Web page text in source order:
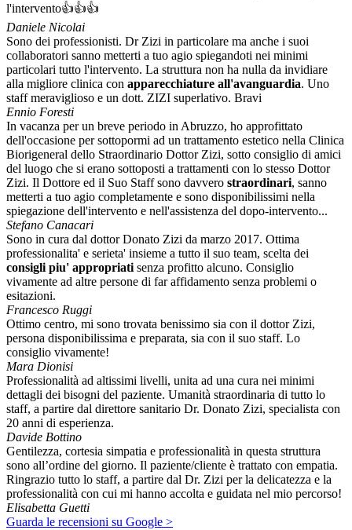
l'intervento👍👍👍
Daniele Nicolai
Sono dei professionisti. Dr Zizi in particolare ma anche i suoi
collaboratori sanno metterti a tuo agio spiegandoti nei minimi
particolari tutto l'intervento. La struttura non ha nulla da invidiare
alla migliore clinica con apparecchiature all'avanguardia. Uno
staff meraviglioso e un dott. ZIZI superlativo. Bravi
Ennio Foresti
In vacanza per un breve periodo in Abruzzo, ho approfittato
dell'occasione per sottopormi ad un trattamento estetico nella Clinica
Biorigeneral dello Straordinario Dottor Zizi, sotto consiglio di amici
del luogo che si erano sottoposti a trattamenti con lo stesso Dottor
Zizi. Il Dottore ed il Suo Staff sono davvero straordinari, sanno
metterti a tuo agio completamente e sono disponibilissimi nella
spiegazione dell'intervento e nell'assistenza del dopo-intervento...
Stefano Canacari
Sono in cura dal dottor Donato Zizi da marzo 2017. Ottima
professionalita' e serieta' insieme a tutto il suo team, scelta dei
consigli piu' appropriati senza profitto alcuno. Consiglio
vivamente ad altre persone di far affidamento senza problemi o
esitazioni.
Francesco Ruggi
Ottimo centro, mi sono trovata benissimo sia con il dottor Zizi,
persona disponibilissima e preparata, sia con il suo staff. Lo
consiglio vivamente!
Mara Dionisi
Professionalità ad altissimi livelli, unita ad una cura nei minimi
dettagli dei bisogni del paziente. Umanità straordinaria di tutto lo
staff, a partire dal direttore sanitario Dr. Donato Zizi, specialista con
20 anni di esperienza.
Davide Bottino
Gentilezza, cortesia simpatia e professionalità in questa struttura
sono all’ordine del giorno. Il paziente/cliente è trattato con empatia.
Ringrazio tutto lo staff, a partire dal Dr. Zizi per la delicatezza e la
professionalità con cui mi hanno accolta e guidata nel mio percorso!
Elisabetta Guetti
Guarda le recensioni su Google >